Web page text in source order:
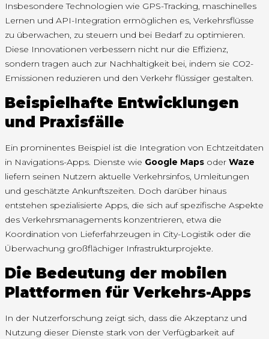
Insbesondere Technologien wie GPS-Tracking, maschinelles
Lernen und API-Integration ermöglichen es, Verkehrsflüsse
zu überwachen, zu steuern und bei Bedarf zu optimieren.
Diese Innovationen verbessern nicht nur die Effizienz,
sondern tragen auch zur Nachhaltigkeit bei, indem sie CO2-
Emissionen reduzieren und den Verkehr flüssiger gestalten.
Beispielhafte Entwicklungen
und Praxisfälle
Ein prominentes Beispiel ist die Integration von Echtzeitdaten
in Navigations-Apps. Dienste wie Google Maps oder Waze
liefern seinen Nutzern aktuelle Verkehrsinfos, Umleitungen
und geschätzte Ankunftszeiten. Doch darüber hinaus
entstehen spezialisierte Apps, die sich auf spezifische Aspekte
des Verkehrsmanagements konzentrieren, etwa die
Koordination von Lieferfahrzeugen in City-Logistik oder die
Überwachung großflächiger Infrastrukturprojekte.
Die Bedeutung der mobilen
Plattformen für Verkehrs-Apps
In der Nutzerforschung zeigt sich, dass die Akzeptanz und
Nutzung dieser Dienste stark von der Verfügbarkeit auf